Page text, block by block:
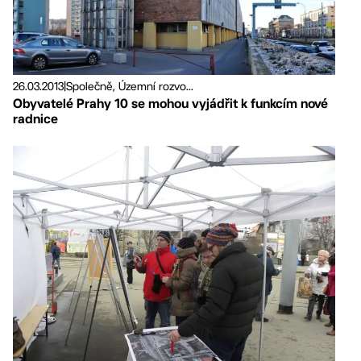
26.03.2013Společně, Územní rozvo...
Obyvatelé Prahy 10 se mohou vyjádřit k funkcím nové
radnice